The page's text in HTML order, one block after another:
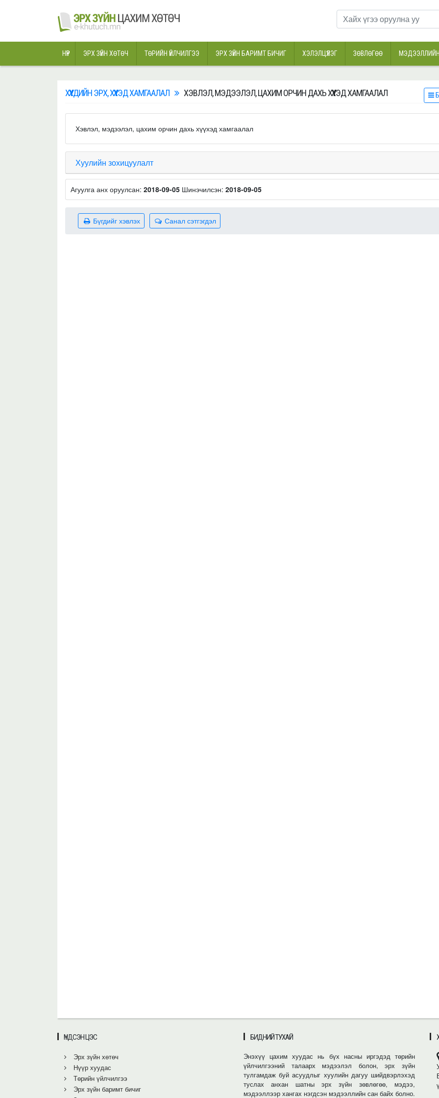
НҮҮР ЭРХ ЗҮЙН ХӨТӨЧ ТӨРИЙН ҮЙЛЧИЛГЭЭ ЭРХ ЗҮЙН БАРИМТ БИЧИГ ХЭЛЭЛЦҮҮЛЭГ ЗӨВЛӨГӨӨ
ХҮҮХДИЙН ЭРХ, ХҮҮХЭД ХАМГААЛАЛ ХЭВЛЭЛ, МЭДЭЭЛЭЛ, ЦАХИМ ОРЧИН ДАХЬ ХҮҮХЭД ХАМГААЛАЛ
Хэвлэл, мэдээлэл, цахим орчин дахь хүүхэд хамгаалал
Хуулийн зохицуулалт
Агуулга анх оруулсан: 2018-09-05 Шинэчилсэн: 2018-09-05
Санал сэтгэгдэл
Бүгдийг хэвлэх
ҮНДСЭН ЦЭС
Эрх зүйн хөтөч
Нүүр хуудас
Төрийн үйлчилгээ
Эрх зүйн баримт бичиг
БИДНИЙ ТУХАЙ
Энэхүү цахим хуудас нь бүх насны иргэдэд төрийн
үйлчилгээний талаарх мэдээлэл болон, эрх зүйн
тулгамдаж буй асуудлыг хуулийн дагуу шийдвэрлэхэд
туслах анхан шатны эрх зүйн зөвлөгөө, мэдээ,
мэдээллээр хангах нэгдсэн мэдээллийн сан байх болно.